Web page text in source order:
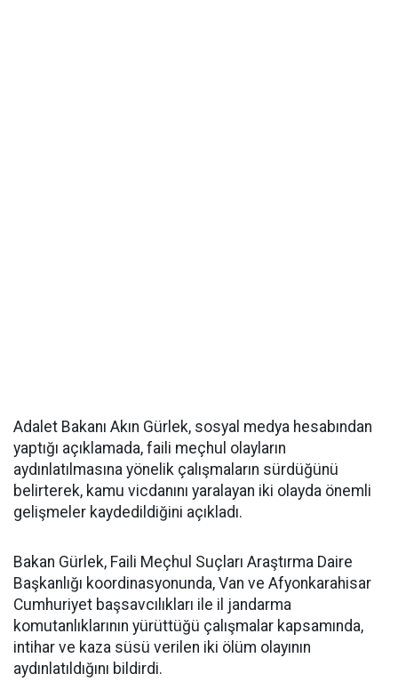
Adalet Bakanı Akın Gürlek, sosyal medya hesabından
yaptığı açıklamada, faili meçhul olayların
aydınlatılmasına yönelik çalışmaların sürdüğünü
belirterek, kamu vicdanını yaralayan iki olayda önemli
gelişmeler kaydedildiğini açıkladı.
Bakan Gürlek, Faili Meçhul Suçları Araştırma Daire
Başkanlığı koordinasyonunda, Van ve Afyonkarahisar
Cumhuriyet başsavcılıkları ile il jandarma
komutanlıklarının yürüttüğü çalışmalar kapsamında,
intihar ve kaza süsü verilen iki ölüm olayının
aydınlatıldığını bildirdi.